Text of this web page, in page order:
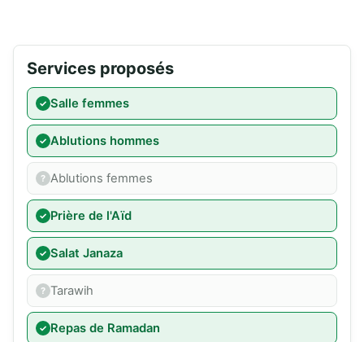
Services proposés
Salle femmes
Ablutions hommes
Ablutions femmes
Prière de l'Aïd
Salat Janaza
Tarawih
Repas de Ramadan